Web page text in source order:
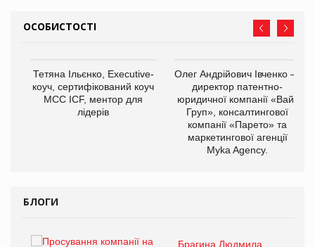
ОСОБИСТОСТІ
Тетяна Ільєнко, Executive-
коуч, сертифікований коуч
МСС ICF, ментор для
лідерів
Олег Андрійович Івченко —
директор патентно-
юридичної компанії «Вайз
Груп», консалтингової
компанії «Парето» та
маркетингової агенції
Myka Agency.
БЛОГИ
Брагина Людмила